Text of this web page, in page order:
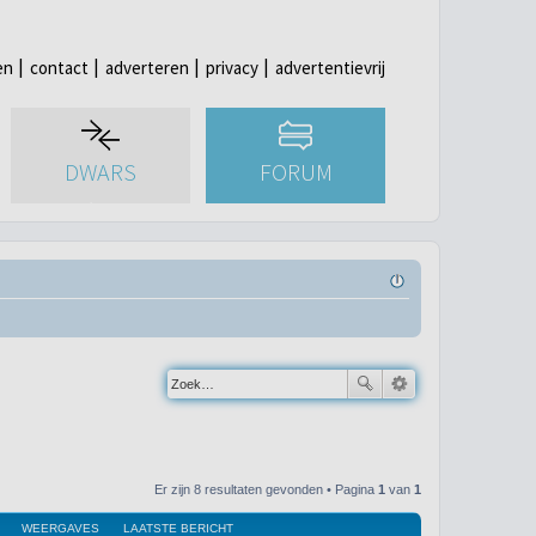
contact adverteren privacy advertentievrij
DWARS FORUM
Er zijn 8 resultaten gevonden • Pagina 1 van 1
WEERGAVES LAATSTE BERICHT